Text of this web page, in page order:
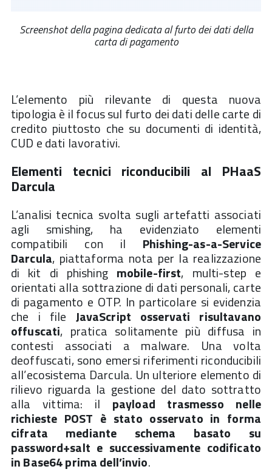
Screenshot della pagina dedicata al furto dei dati della
carta di pagamento
L’elemento più rilevante di questa nuova
tipologia è il focus sul furto dei dati delle carte di
credito piuttosto che su documenti di identità,
CUD e dati lavorativi.
Elementi tecnici riconducibili al PHaaS
Darcula
L’analisi tecnica svolta sugli artefatti associati
agli smishing, ha evidenziato elementi
compatibili con il Phishing-as-a-Service
Darcula, piattaforma nota per la realizzazione
di kit di phishing mobile-first, multi-step e
orientati alla sottrazione di dati personali, carte
di pagamento e OTP. In particolare si evidenzia
che i file JavaScript osservati risultavano
offuscati, pratica solitamente più diffusa in
contesti associati a malware. Una volta
deoffuscati, sono emersi riferimenti riconducibili
all’ecosistema Darcula. Un ulteriore elemento di
rilievo riguarda la gestione del dato sottratto
alla vittima: il payload trasmesso nelle
richieste POST è stato osservato in forma
cifrata mediante schema basato su
password+salt e successivamente codificato
in Base64 prima dell’invio.